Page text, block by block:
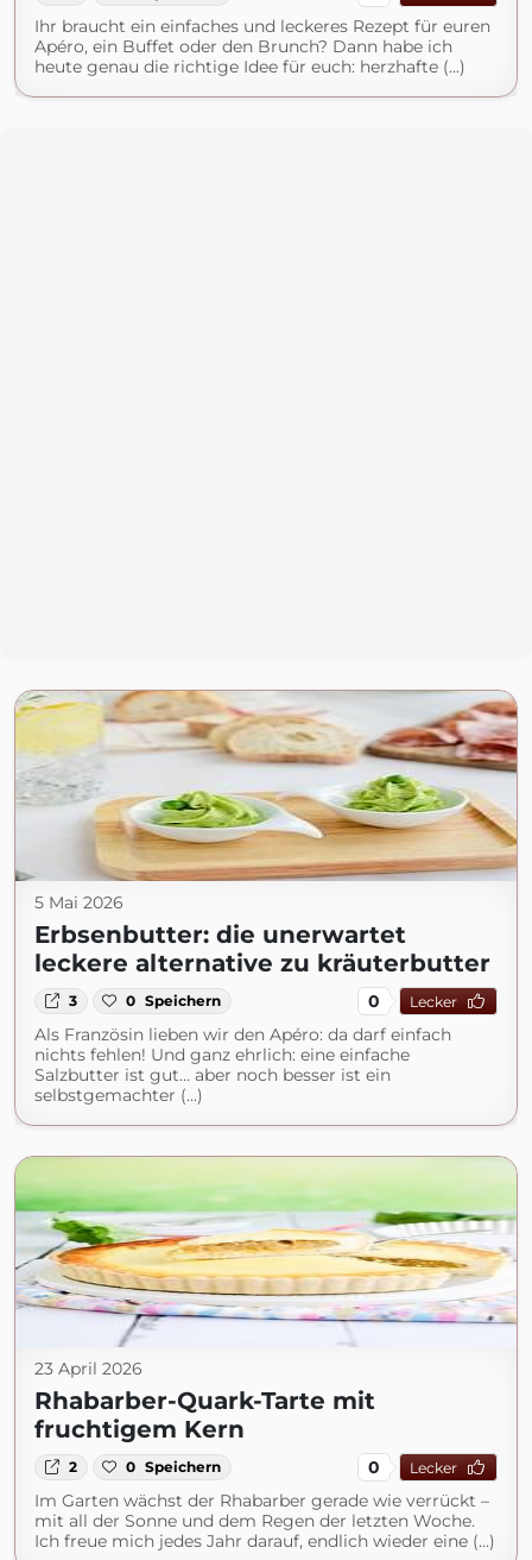
Ihr braucht ein einfaches und leckeres Rezept für euren
Apéro, ein Buffet oder den Brunch? Dann habe ich
heute genau die richtige Idee für euch: herzhafte (...)
5 Mai 2026
Erbsenbutter: die unerwartet
leckere alternative zu kräuterbutter
3 0 Speichern 0 Lecker
Als Französin lieben wir den Apéro: da darf einfach
nichts fehlen! Und ganz ehrlich: eine einfache
Salzbutter ist gut… aber noch besser ist ein
selbstgemachter (...)
23 April 2026
Rhabarber-Quark-Tarte mit
fruchtigem Kern
2 0 Speichern 0 Lecker
Im Garten wächst der Rhabarber gerade wie verrückt –
mit all der Sonne und dem Regen der letzten Woche.
Ich freue mich jedes Jahr darauf, endlich wieder eine (...)